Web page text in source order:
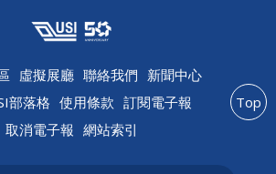
虛擬展廳 聯絡我們 新聞中心
部落格 使用條款 訂閱電子報
取消電子報 網站索引
Top